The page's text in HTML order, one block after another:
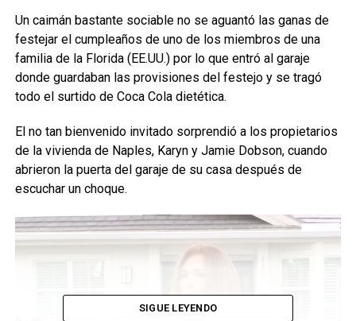
Un caimán bastante sociable no se aguantó las ganas de
festejar el cumpleaños de uno de los miembros de una
familia de la Florida (EE.UU.) por lo que entró al garaje
donde guardaban las provisiones del festejo y se tragó
todo el surtido de Coca Cola dietética.
El no tan bienvenido invitado sorprendió a los propietarios
de la vivienda de Naples, Karyn y Jamie Dobson, cuando
abrieron la puerta del garaje de su casa después de
escuchar un choque.
SIGUE LEYENDO